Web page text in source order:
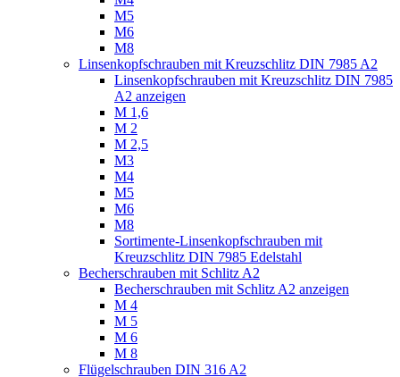
M5
M6
M8
Linsenkopfschrauben mit Kreuzschlitz DIN 7985 A2
Linsenkopfschrauben mit Kreuzschlitz DIN 7985
A2 anzeigen
M 1,6
M 2
M 2,5
M3
M4
M5
M6
M8
Sortimente-Linsenkopfschrauben mit
Kreuzschlitz DIN 7985 Edelstahl
Becherschrauben mit Schlitz A2
Becherschrauben mit Schlitz A2 anzeigen
M 4
M 5
M 6
M 8
Flügelschrauben DIN 316 A2